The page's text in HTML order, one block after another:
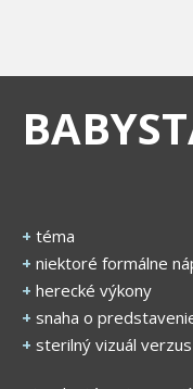
+ téma
+ niektoré formálne
+ herecké výkony
+ snaha o
+ sterilný vizuál